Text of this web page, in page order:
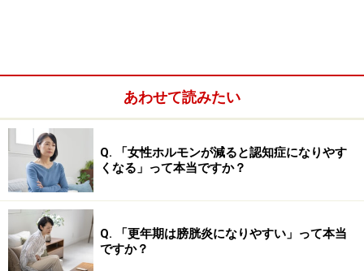
「寝たきり1日で一つ年をとる」
例えば、いつまでも若々しいカラダでいるためにとても
あわせて読みたい
Q. 「女性ホルモンが減ると認知症になりやす
くなる」って本当ですか？
Q. 「更年期は膀胱炎になりやすい」って本当
ですか？